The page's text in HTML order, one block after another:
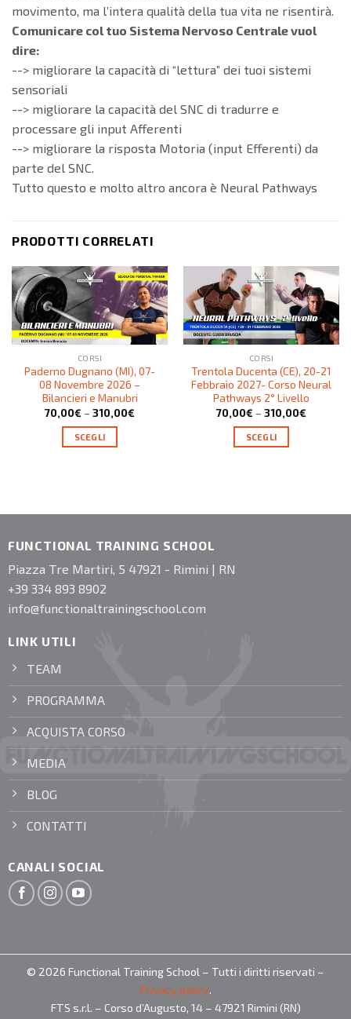
movimento, ma l’intera qualità della tua vita ne risentirà.
Comunicare col tuo Sistema Nervoso Centrale vuol
dire:
--> migliorare la capacità di “lettura” dei tuoi sistemi
sensoriali
--> migliorare la capacità del SNC di tradurre e
processare gli input Afferenti
--> migliorare la risposta Motoria (input Efferenti) da
parte del SNC.
Tutto questo e molto altro ancora è Neural Pathways
PRODOTTI CORRELATI
CORSI
Paderno Dugnano (MI), 07-
08 Novembre 2026 –
Bilancieri e Manubri
70,00€ – 310,00€
SCEGLI
CORSI
Trentola Ducenta (CE), 20-21
Febbraio 2027- Corso Neural
Pathways 2° Livello
70,00€ – 310,00€
SCEGLI
FUNCTIONAL TRAINING SCHOOL
Piazza Tre Martiri, 5 47921 - Rimini | RN
+39 334 893 8902
info@functionaltrainingschool.com
LINK UTILI
TEAM
PROGRAMMA
ACQUISTA CORSO
MEDIA
BLOG
CONTATTI
CANALI SOCIAL
© 2026 Functional Training School – Tutti i diritti riservati –
Privacy policy.
FTS s.r.l. – Corso d’Augusto, 14 – 47921 Rimini (RN)